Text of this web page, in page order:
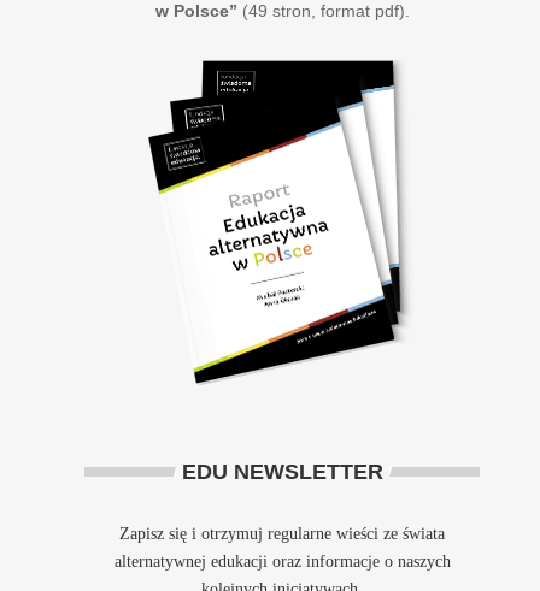
w Polsce” (49 stron, format pdf).
EDU NEWSLETTER
Zapisz się i otrzymuj regularne wieści ze świata
alternatywnej edukacji oraz informacje o naszych